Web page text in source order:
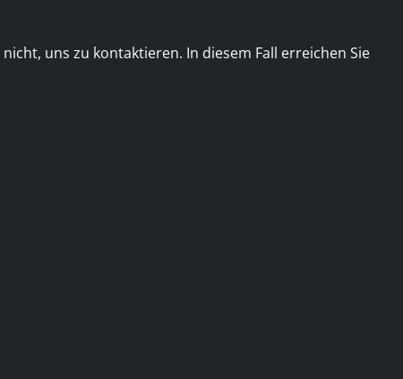
uns zu kontaktieren. In diesem Fall erreichen Sie